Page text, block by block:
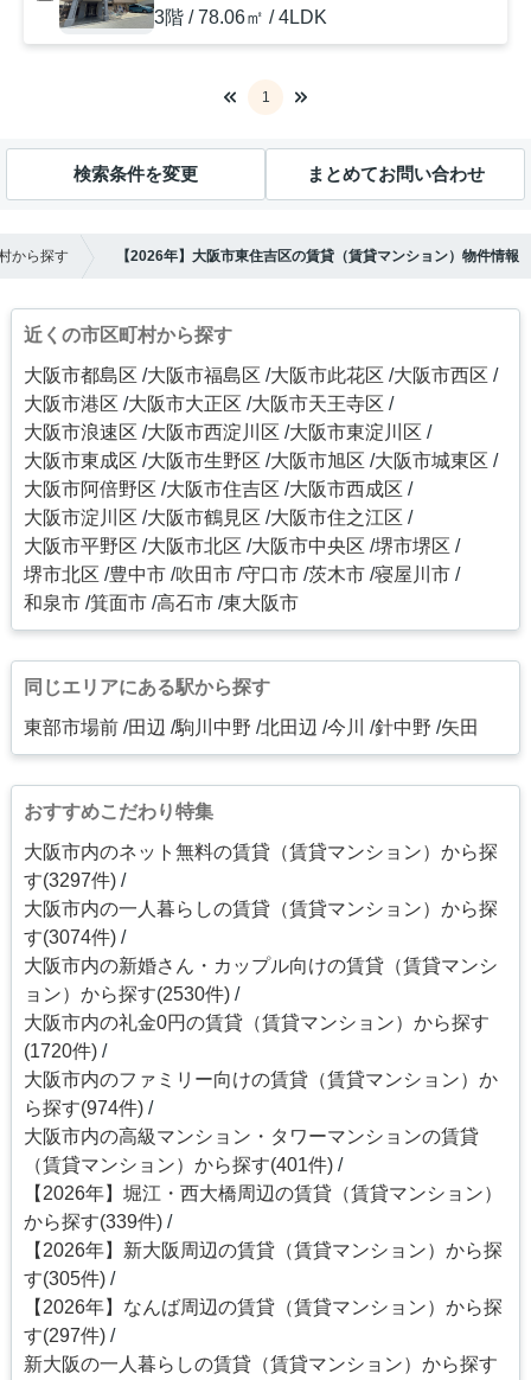
3階 / 78.06㎡ / 4LDK
1
検索条件を変更 まとめてお問い合わせ
から探す 【2026年】大阪市東住吉区の賃貸（賃貸マンション）物件情報
近くの市区町村から探す
大阪市都島区 大阪市福島区 大阪市此花区 大阪市西区
大阪市港区 大阪市大正区 大阪市天王寺区
大阪市浪速区 大阪市西淀川区 大阪市東淀川区
大阪市東成区 大阪市生野区 大阪市旭区 大阪市城東区
大阪市阿倍野区 大阪市住吉区 大阪市西成区
大阪市淀川区 大阪市鶴見区 大阪市住之江区
大阪市平野区 大阪市北区 大阪市中央区 堺市堺区
堺市北区 豊中市 吹田市 守口市 茨木市 寝屋川市
和泉市 箕面市 高石市 東大阪市
同じエリアにある駅から探す
東部市場前 田辺 駒川中野 北田辺 今川 針中野 矢田
おすすめこだわり特集
大阪市内のネット無料の賃貸（賃貸マンション）から探
す(3297件)
大阪市内の一人暮らしの賃貸（賃貸マンション）から探
す(3074件)
大阪市内の新婚さん・カップル向けの賃貸（賃貸マンシ
ョン）から探す(2530件)
大阪市内の礼金0円の賃貸（賃貸マンション）から探す
(1720件)
大阪市内のファミリー向けの賃貸（賃貸マンション）か
ら探す(974件)
大阪市内の高級マンション・タワーマンションの賃貸
（賃貸マンション）から探す(401件)
【2026年】堀江・西大橋周辺の賃貸（賃貸マンション）
から探す(339件)
【2026年】新大阪周辺の賃貸（賃貸マンション）から探
す(305件)
【2026年】なんば周辺の賃貸（賃貸マンション）から探
す(297件)
新大阪の一人暮らしの賃貸（賃貸マンション）から探す